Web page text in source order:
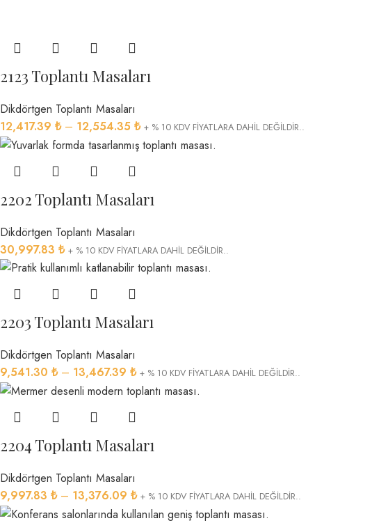
2123 Toplantı Masaları
Dikdörtgen Toplantı Masaları
12,417.39 ₺ – 12,554.35 ₺ + % 10 KDV FİYATLARA DAHİL DEĞİLDİR..
2202 Toplantı Masaları
Dikdörtgen Toplantı Masaları
30,997.83 ₺ + % 10 KDV FİYATLARA DAHİL DEĞİLDİR..
2203 Toplantı Masaları
Dikdörtgen Toplantı Masaları
9,541.30 ₺ – 13,467.39 ₺ + % 10 KDV FİYATLARA DAHİL DEĞİLDİR..
2204 Toplantı Masaları
Dikdörtgen Toplantı Masaları
9,997.83 ₺ – 13,376.09 ₺ + % 10 KDV FİYATLARA DAHİL DEĞİLDİR..